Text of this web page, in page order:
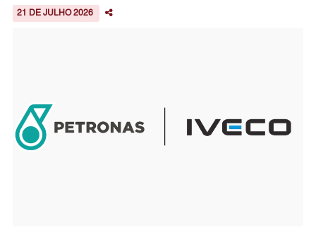
21 DE JULHO 2026